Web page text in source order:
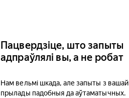
Пацвердзіце, што запыты
адпраўлялі вы, а не робат
Нам вельмі шкада, але запыты з вашай
прылады падобныя да аўтаматычных.